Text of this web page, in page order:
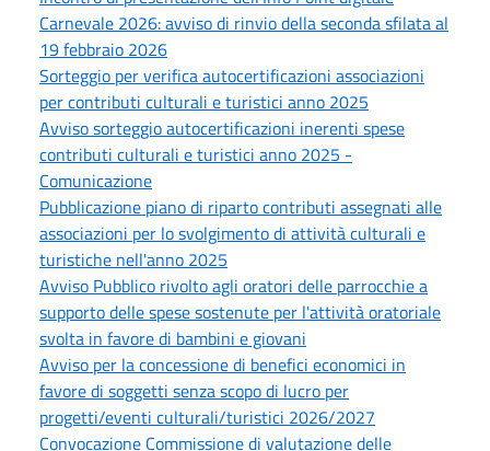
Carnevale 2026: avviso di rinvio della seconda sfilata al
19 febbraio 2026
Sorteggio per verifica autocertificazioni associazioni
per contributi culturali e turistici anno 2025
Avviso sorteggio autocertificazioni inerenti spese
contributi culturali e turistici anno 2025 -
Comunicazione
Pubblicazione piano di riparto contributi assegnati alle
associazioni per lo svolgimento di attività culturali e
turistiche nell'anno 2025
Avviso Pubblico rivolto agli oratori delle parrocchie a
supporto delle spese sostenute per l'attività oratoriale
svolta in favore di bambini e giovani
Avviso per la concessione di benefici economici in
favore di soggetti senza scopo di lucro per
progetti/eventi culturali/turistici 2026/2027
Convocazione Commissione di valutazione delle